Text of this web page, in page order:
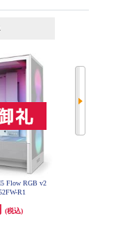
Flow RGB v2
R1
(税込)